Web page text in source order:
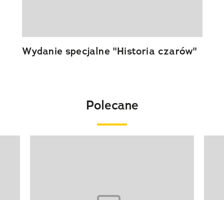
Wydanie specjalne "Historia czarów"
Polecane